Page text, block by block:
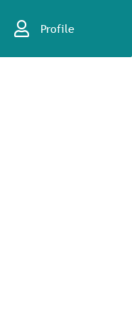
Profile